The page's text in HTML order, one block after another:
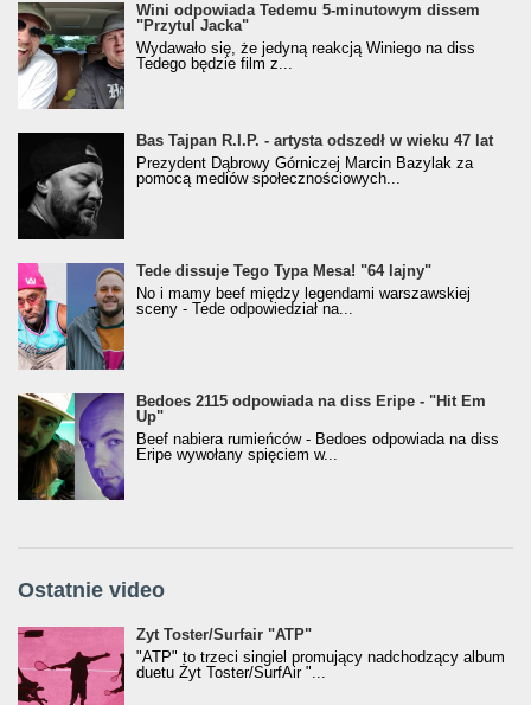
Wini odpowiada Tedemu 5-minutowym dissem
"Przytul Jacka"
Wydawało się, że jedyną reakcją Winiego na diss
Tedego będzie film z...
Bas Tajpan R.I.P. - artysta odszedł w wieku 47 lat
Prezydent Dąbrowy Górniczej Marcin Bazylak za
pomocą mediów społecznościowych...
Tede dissuje Tego Typa Mesa! "64 lajny"
No i mamy beef między legendami warszawskiej
sceny - Tede odpowiedział na...
Bedoes 2115 odpowiada na diss Eripe - "Hit Em
Up"
Beef nabiera rumieńców - Bedoes odpowiada na diss
Eripe wywołany spięciem w...
Ostatnie video
Żyt Toster/SurfAir - ATP VIDEO
Żyt Toster/Surfair "ATP"
"ATP" to trzeci singiel promujący nadchodzący album
duetu Żyt Toster/SurfAir "...